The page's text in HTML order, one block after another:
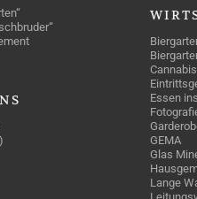
Essen
GEMA
Glas
Lange